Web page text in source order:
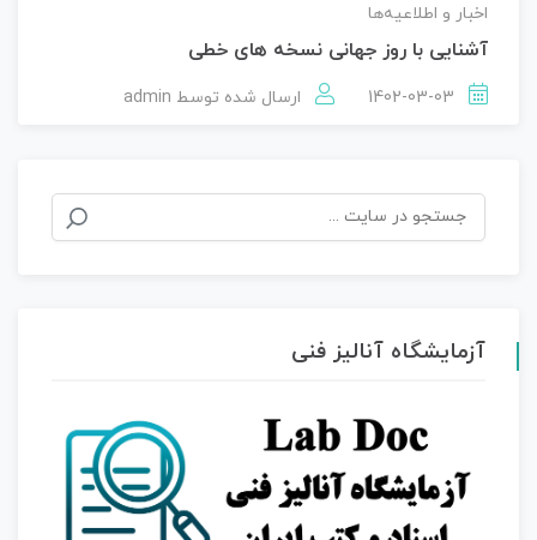
اخبار و اطلاعیه‌ها
آشنایی با روز جهانی نسخه های خطی
ارسال شده توسط admin
جستجو
برای:
آزمایشگاه آنالیز فنی